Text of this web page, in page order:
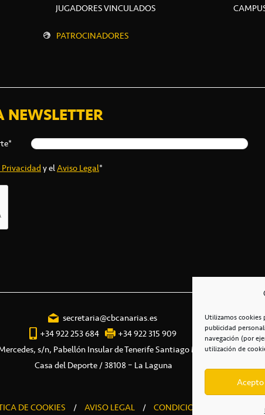
Utilizamos
publicidad
navegación (por
utilización de
Acepto
JUGADORES VINCULADOS
PATROCINADORES
NEWSLETTER
y elAviso Legal*
secretaria@cbcanarias.es
+34 922 253 684
+34 922 315 909
s/n, Pabellón Insular de Tenerife Santiago Martín
Casa del Deporte / 38108 – La Laguna
DE COOKIES / AVISO LEGAL / CONDICIONES